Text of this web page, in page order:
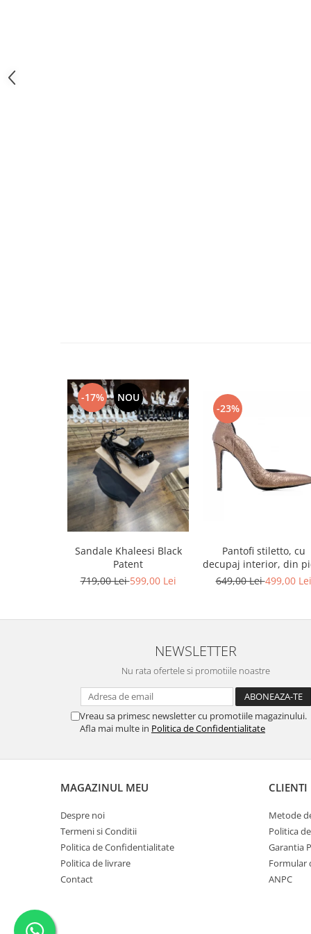
-17% NOU
Sandale Khaleesi Black
Patent
719,00 Lei599,00 Lei
-23%
Pantofi stiletto, cu
decupaj interior, din
bronz
649,00 Lei499,00 Lei
NEWSLETTER
Nu rata ofertele si promotiile noastre
Vreau sa primesc newsletter cu promotiile magazinului.
Afla mai multe in Politica de Confidentialitate
MAGAZINUL MEU
Despre noi
Termeni si Conditii
Politica de Confidentialitate
Politica de livrare
Contact
CLIENTI
Metode
Politica
Garantia
Formular
ANPC